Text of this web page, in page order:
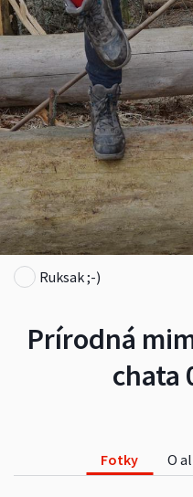
Prírodná
chata
Ruksak ;-)
Fotky O